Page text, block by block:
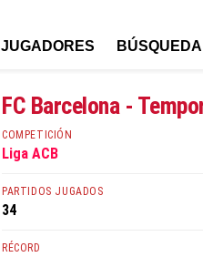
JUGADORES BÚSQUEDA
FC Barcelona -
COMPETICIÓN
Liga ACB
PARTIDOS JUGADOS
34
RÉCORD